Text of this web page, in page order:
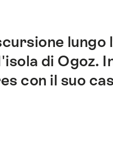
lungo
di Ogoz.
con il suo